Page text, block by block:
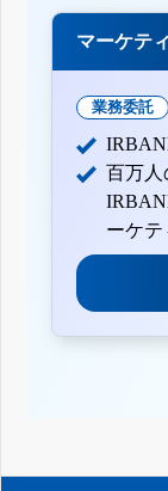
マーケテ
業務委託
百万
ーケテ